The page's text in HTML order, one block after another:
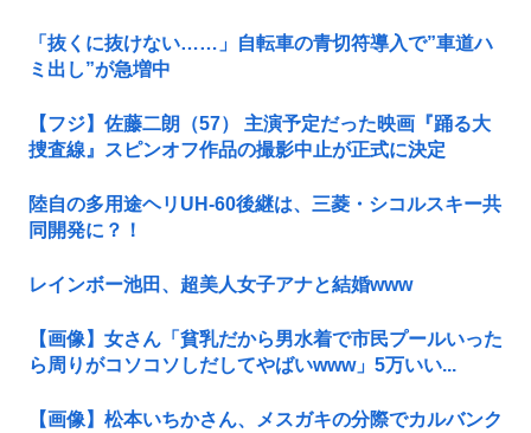
「抜くに抜けない……」自転車の青切符導入で”車道ハ
ミ出し”が急増中
【フジ】佐藤二朗（57） 主演予定だった映画『踊る大
捜査線』スピンオフ作品の撮影中止が正式に決定
陸自の多用途ヘリUH-60後継は、三菱・シコルスキー共
同開発に？！
レインボー池田、超美人女子アナと結婚www
【画像】女さん「貧乳だから男水着で市民プールいった
ら周りがコソコソしだしてやばいwww」5万いい...
【画像】松本いちかさん、メスガキの分際でカルバンク